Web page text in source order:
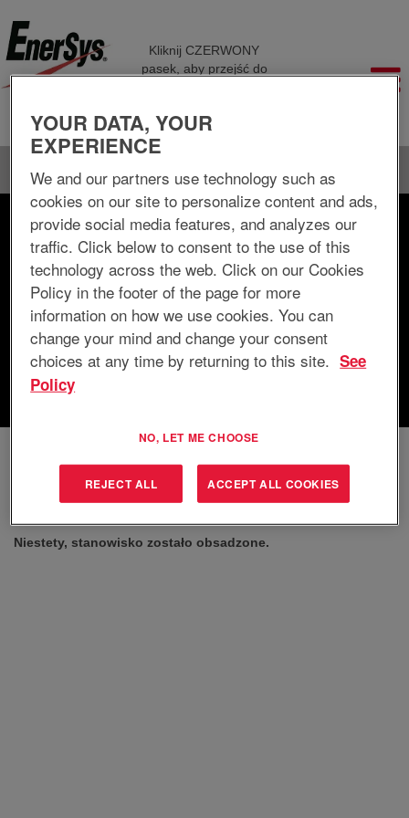
Kliknij CZERWONY
pasek, aby przejść do
Wyszukiwanie według słów kluczowych
Wyszukiwanie według lokalizacji
Pokaż więcej opcji
Wyczyść
Niestety, stanowisko zostało obsadzone.
YOUR DATA, YOUR
EXPERIENCE
We and our partners use technology such as
cookies on our site to personalize content and ads,
provide social media features, and analyzes our
traffic. Click below to consent to the use of this
technology across the web. Click on our Cookies
Policy in the footer of the page for more
information on how we use cookies. You can
change your mind and change your consent
choices at any time by returning to this site. See
Policy
NO, LET ME CHOOSE
REJECT ALL ACCEPT ALL COOKIES